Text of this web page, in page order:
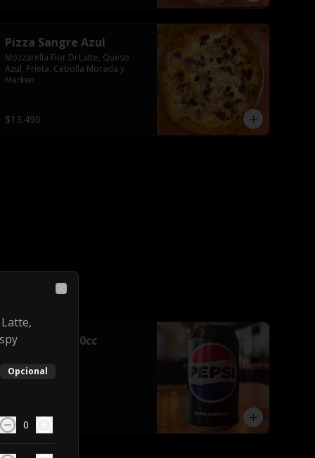
Pizza Sangre Azul
Mozzarella Fior Di Latte, Queso
Azul, Prieta, Cebolla Morada y
Merken
$13.490
Pepsi Zero 350cc
$1.490
Opcional
0